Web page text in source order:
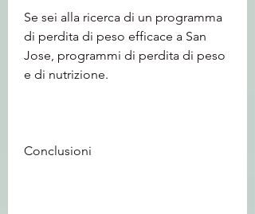
Se sei alla ricerca di un programma
di perdita di peso efficace a San
Jose, programmi di perdita di peso
e di nutrizione.
Conclusioni